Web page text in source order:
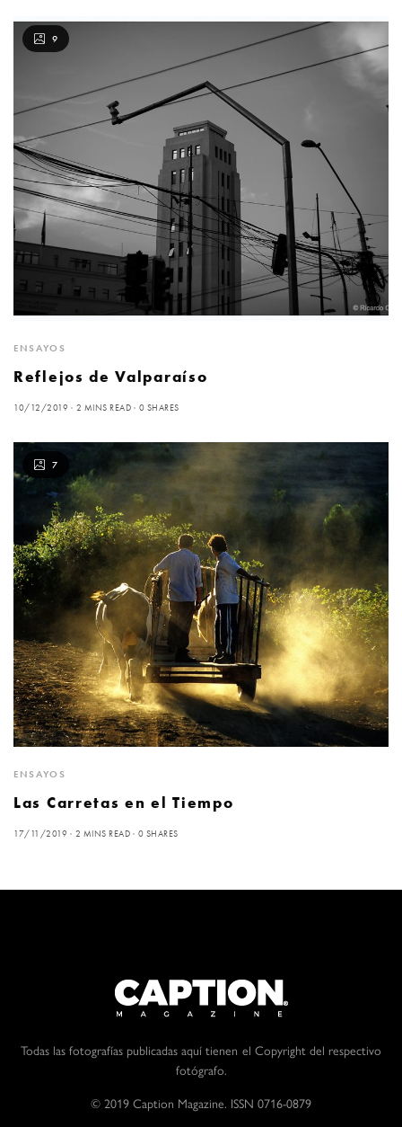
9
ENSAYOS
Reflejos de Valparaíso
10/12/2019 2 MINS READ 0 SHARES
7
ENSAYOS
Las Carretas en el Tiempo
17/11/2019 2 MINS READ 0 SHARES
Todas las fotografías publicadas aquí tienen el Copyright del respectivo
fotógrafo.
© 2019 Caption Magazine. ISSN 0716-0879